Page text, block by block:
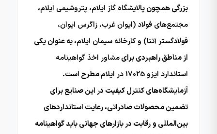
بزرگی همچونپالایشگاه گاز ایلام، پتروشیمی ایلام،
مجتمع‌های فولاد (ایوان غرب، زاگرس ایوان،
فولادگستر آتنا) و کارخانه سیمان ایلام، به عنوان یکی
از مناطق راهبردی برایمشاور اخذ گواهینامه
استاندارد ایزو 17025 در ایلام
مطرح است.
آزمایشگاه‌های کنترل کیفیت در این صنایع برای
تضمین محصولات صادراتی، رعایت استانداردهای
بین‌المللی و رقابت در بازارهای جهانی باید گواهینامه